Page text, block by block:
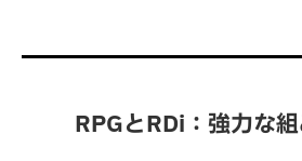
RPGとRDi：強力な